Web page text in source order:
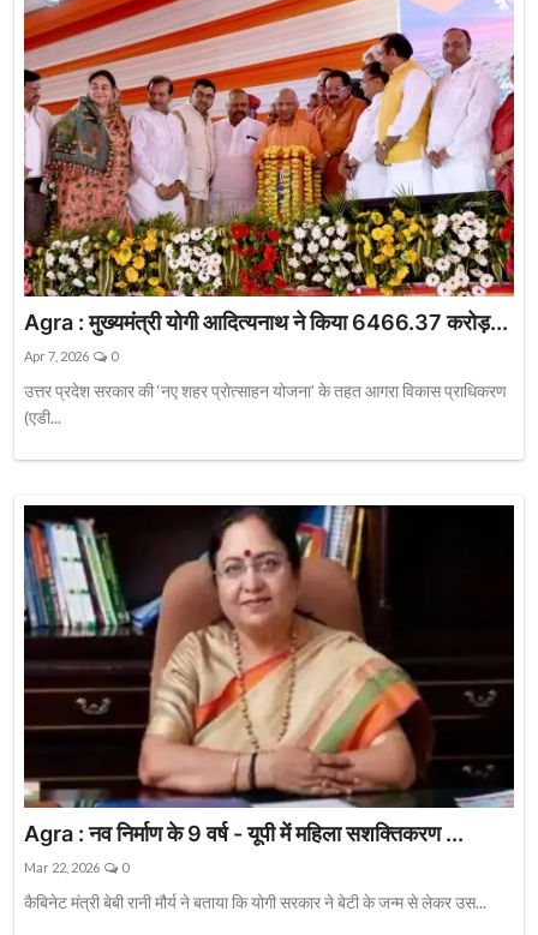
Agra : मुख्यमंत्री योगी आदित्यनाथ ने किया 6466.37 करोड़...
Apr 7, 2026 0
उत्तर प्रदेश सरकार की ‘नए शहर प्रोत्साहन योजना’ के तहत आगरा विकास प्राधिकरण
(एडी...
Agra : नव निर्माण के 9 वर्ष - यूपी में महिला सशक्तिकरण ...
Mar 22, 2026 0
कैबिनेट मंत्री बेबी रानी मौर्य ने बताया कि योगी सरकार ने बेटी के जन्म से लेकर उस...